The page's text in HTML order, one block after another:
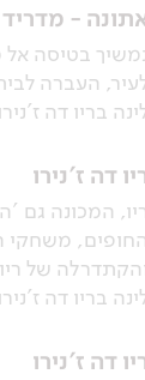
- מדריד
בטיסה
העברה
בריו דה
דה ז'נירו
ריו, המכונה גם
החופים, משחקי
של
בריו דה
דה ז'נירו